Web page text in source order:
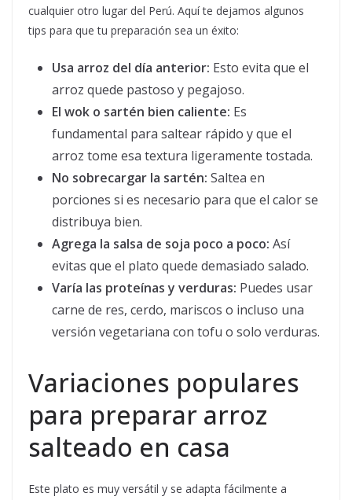
cualquier otro lugar del Perú. Aquí te dejamos algunos
tips para que tu preparación sea un éxito:
Usa arroz del día anterior: Esto evita que el
arroz quede pastoso y pegajoso.
El wok o sartén bien caliente: Es
fundamental para saltear rápido y que el
arroz tome esa textura ligeramente tostada.
No sobrecargar la sartén: Saltea en
porciones si es necesario para que el calor se
distribuya bien.
Agrega la salsa de soja poco a poco: Así
evitas que el plato quede demasiado salado.
Varía las proteínas y verduras: Puedes usar
carne de res, cerdo, mariscos o incluso una
versión vegetariana con tofu o solo verduras.
Variaciones populares
para preparar arroz
salteado en casa
Este plato es muy versátil y se adapta fácilmente a